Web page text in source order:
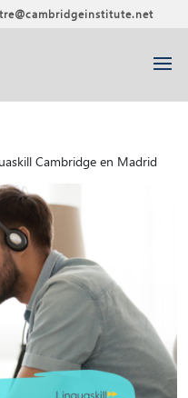
Cambridge en Madrid